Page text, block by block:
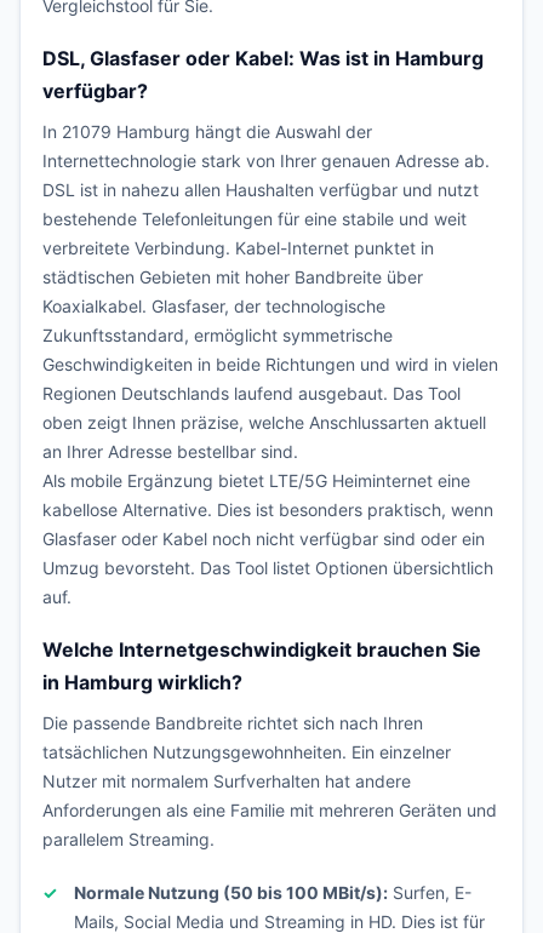
Vergleichstool für Sie.
DSL, Glasfaser oder Kabel: Was ist in Hamburg
verfügbar?
In 21079 Hamburg hängt die Auswahl der
Internettechnologie stark von Ihrer genauen Adresse ab.
DSL ist in nahezu allen Haushalten verfügbar und nutzt
bestehende Telefonleitungen für eine stabile und weit
verbreitete Verbindung. Kabel-Internet punktet in
städtischen Gebieten mit hoher Bandbreite über
Koaxialkabel. Glasfaser, der technologische
Zukunftsstandard, ermöglicht symmetrische
Geschwindigkeiten in beide Richtungen und wird in vielen
Regionen Deutschlands laufend ausgebaut. Das Tool
oben zeigt Ihnen präzise, welche Anschlussarten aktuell
an Ihrer Adresse bestellbar sind.
Als mobile Ergänzung bietet LTE/5G Heiminternet eine
kabellose Alternative. Dies ist besonders praktisch, wenn
Glasfaser oder Kabel noch nicht verfügbar sind oder ein
Umzug bevorsteht. Das Tool listet Optionen übersichtlich
auf.
Welche Internetgeschwindigkeit brauchen Sie
in Hamburg wirklich?
Die passende Bandbreite richtet sich nach Ihren
tatsächlichen Nutzungsgewohnheiten. Ein einzelner
Nutzer mit normalem Surfverhalten hat andere
Anforderungen als eine Familie mit mehreren Geräten und
parallelem Streaming.
Normale Nutzung (50 bis 100 MBit/s): Surfen, E-
Mails, Social Media und Streaming in HD. Dies ist für